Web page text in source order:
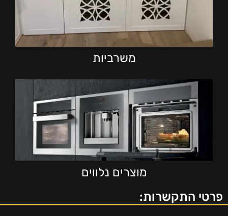
משרביות
מוצרים נלווים
פרטי התקשרות: